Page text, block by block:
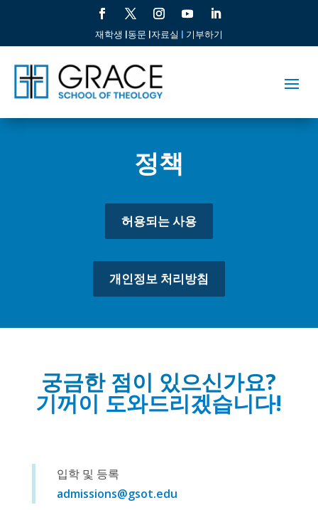
재학생 |동문 |자료실 | 기부하기
정책
허용되는 사용
개인정보 처리방침
궁금한 점이 있으신가요?
기꺼이 도와드리겠습니다!
입학 및 등록
admissions@gsot.edu